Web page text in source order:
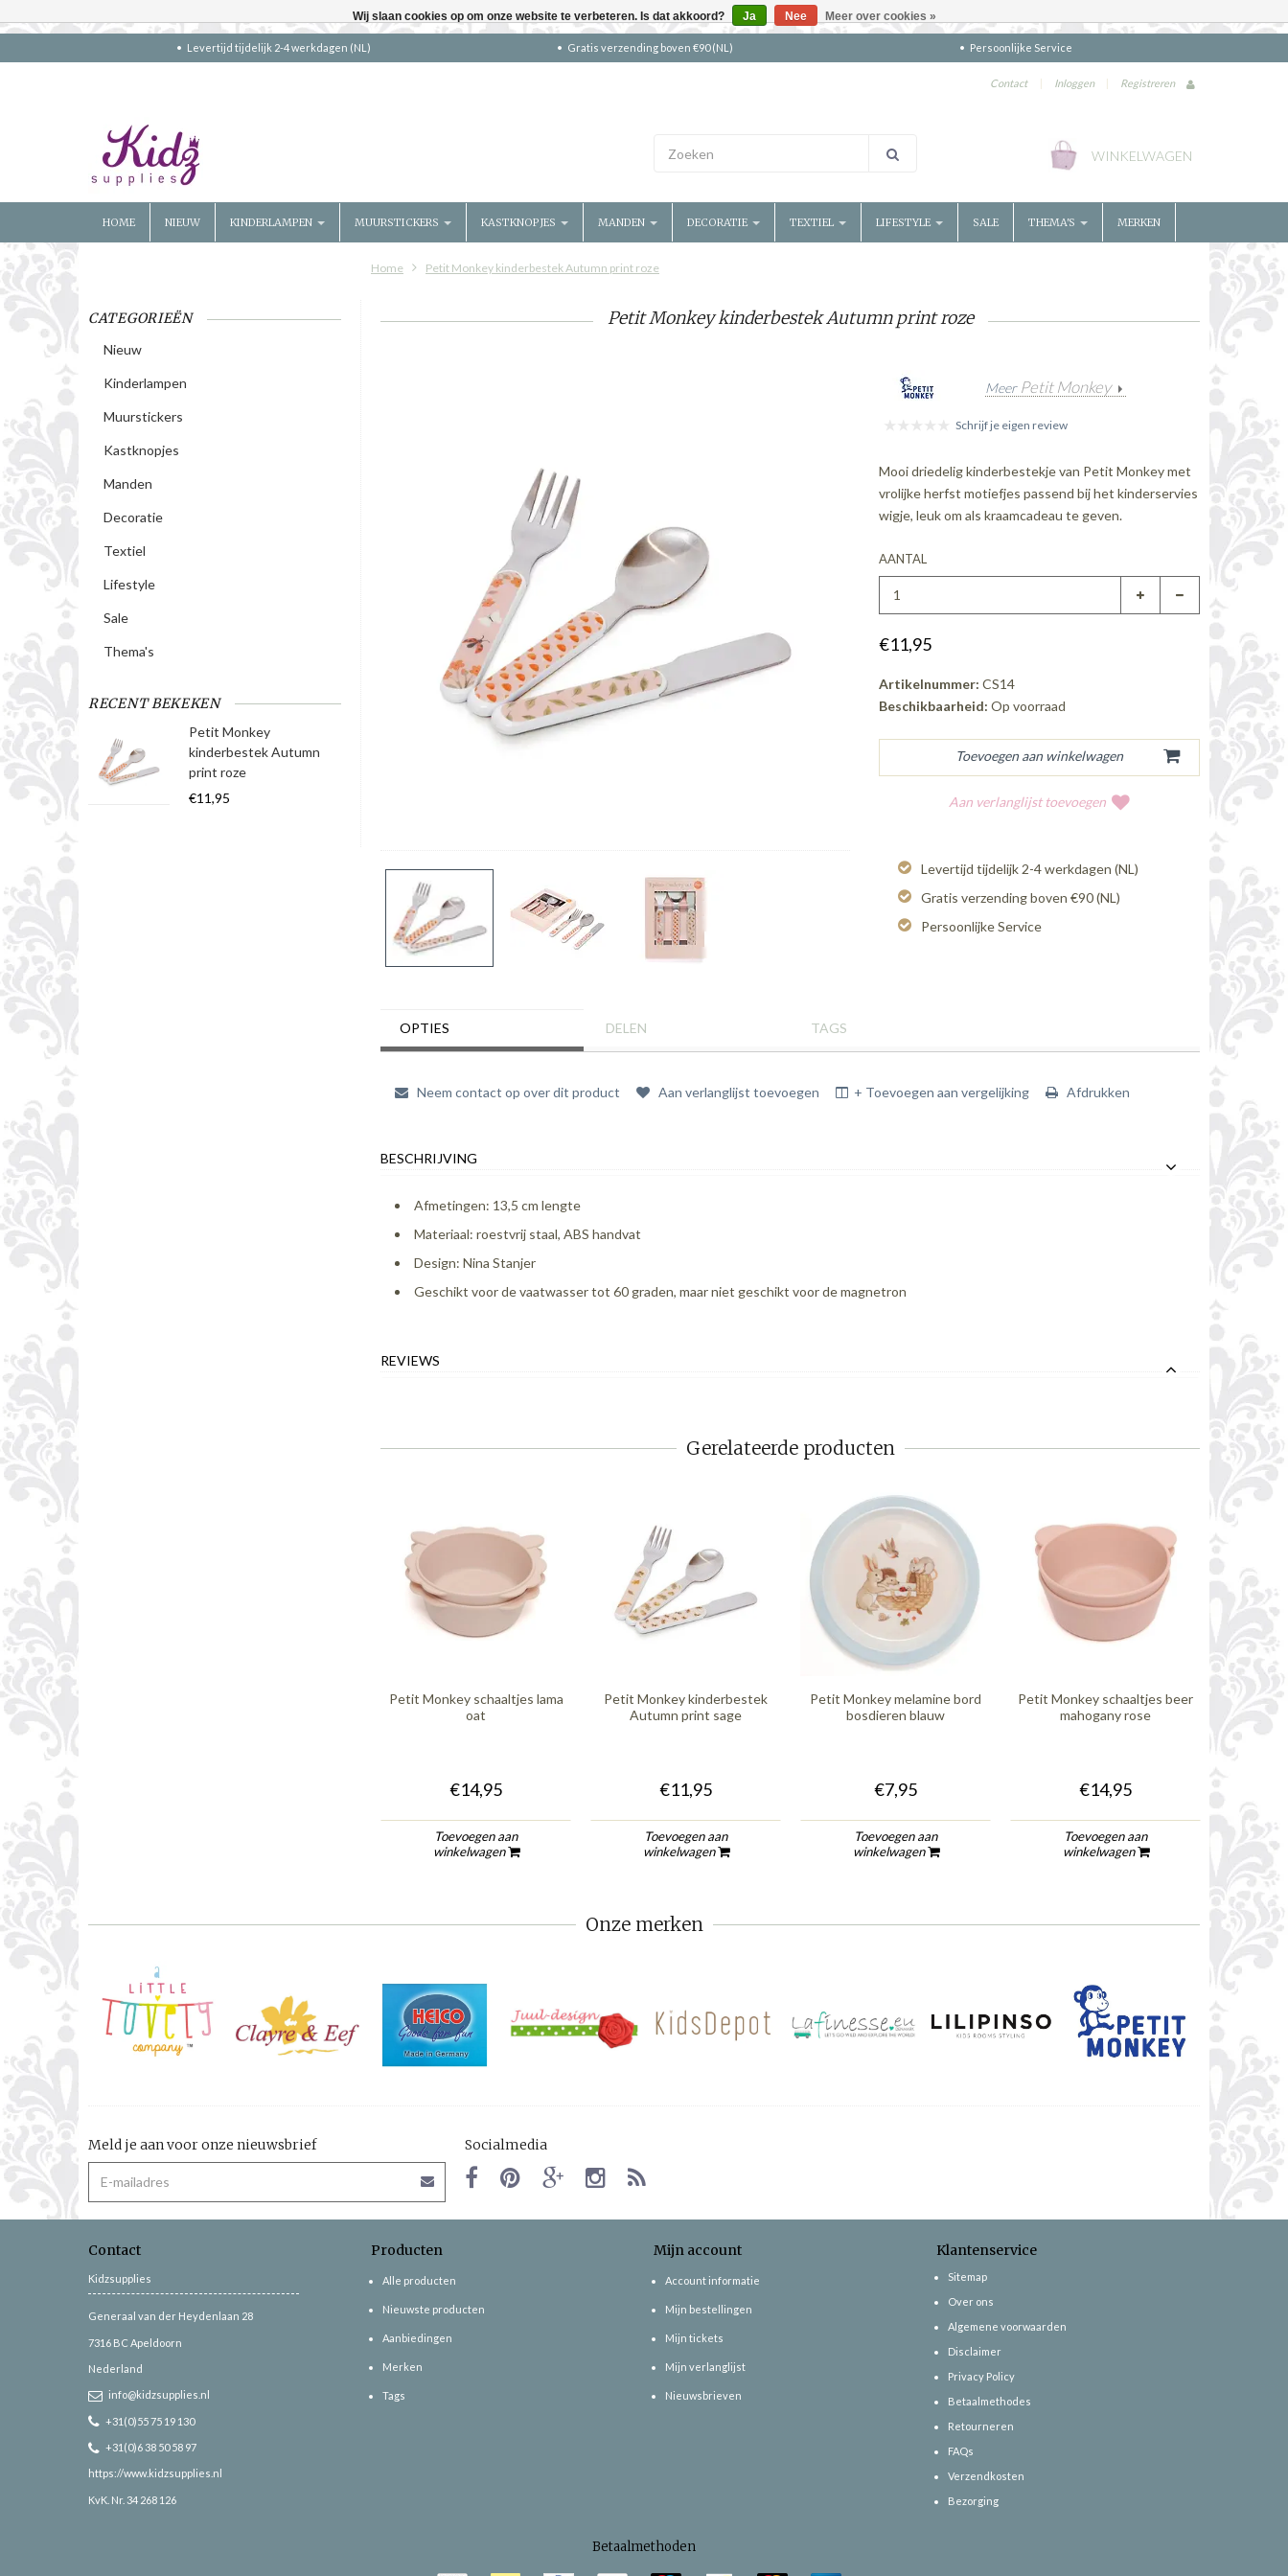
Levertijd tijdelijk 2-4 werkdagen (NL) Gratis verzending boven €90 (NL) Persoonlijke Service
Contact | Inloggen | Registreren
WINKELWAGEN
HOME NIEUW KINDERLAMPEN MUURSTICKERS KASTKNOPJES MANDEN DECORATIE TEXTIEL LIFESTYLE SALE THEMA'S MERKEN
Home Petit Monkey kinderbestek Autumn print roze
CATEGORIEËN
Nieuw
Kinderlampen
Muurstickers
Kastknopjes
Manden
Decoratie
Textiel
Lifestyle
Sale
Thema's
RECENT BEKEKEN
Petit Monkey
kinderbestek Autumn
print roze
€11,95
Petit Monkey kinderbestek Autumn print roze
Meer Petit Monkey
Schrijf je eigen review
Mooi driedelig kinderbestekje van Petit Monkey met
vrolijke herfst motiefjes passend bij het kinderservies
wigje, leuk om als kraamcadeau te geven.
AANTAL
€11,95
Artikelnummer: CS14
Beschikbaarheid: Op voorraad
Aan verlanglijst toevoegen
Levertijd tijdelijk 2-4 werkdagen (NL)
Gratis verzending boven €90 (NL)
Persoonlijke Service
OPTIES DELEN TAGS
Neem contact op over dit product Aan verlanglijst toevoegen + Toevoegen aan vergelijking Afdrukken
BESCHRIJVING
Afmetingen: 13,5 cm lengte
Materiaal: roestvrij staal, ABS handvat
Design: Nina Stanjer
Geschikt voor de vaatwasser tot 60 graden, maar niet geschikt voor de magnetron
REVIEWS
Gerelateerde producten
Petit Monkey schaaltjes lama
oat
€14,95
Toevoegen aan
winkelwagen
Petit Monkey kinderbestek
Autumn print sage
€11,95
Toevoegen aan
winkelwagen
Petit Monkey melamine bord
bosdieren blauw
€7,95
Toevoegen aan
winkelwagen
Petit Monkey schaaltjes beer
mahogany rose
€14,95
Toevoegen aan
winkelwagen
Petit
Onze merken
Meld je aan voor onze nieuwsbrief Socialmedia
Contact
Kidzsupplies
Generaal van der Heydenlaan 28
7316 BC Apeldoorn
Nederland
info@kidzsupplies.nl
+31(0)55 75 19 130
+31(0)6 38 50 58 97
https://www.kidzsupplies.nl
KvK. Nr. 34 268 126
Producten
Alle producten
Nieuwste producten
Aanbiedingen
Merken
Tags
Mijn account
Account informatie
Mijn bestellingen
Mijn tickets
Mijn verlanglijst
Nieuwsbrieven
Klantenservice
Sitemap
Over ons
Algemene voorwaarden
Disclaimer
Privacy Policy
Betaalmethodes
Retourneren
FAQs
Verzendkosten
Bezorging
Betaalmethoden
Wij slaan cookies op om onze website te verbeteren. Is dat akkoord? Ja Nee Meer over cookies »